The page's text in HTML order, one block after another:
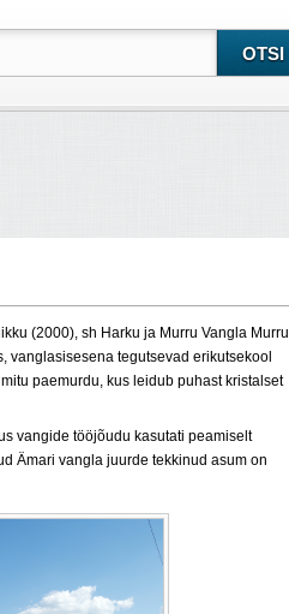
(2000), sh Harku ja Murru Vangla Murru
vanglasisesena tegutsevad erikutsekool
paemurdu, kus leidub puhast kristalset
vangide tööjõudu kasutati peamiselt
Ämari vangla juurde tekkinud asum on